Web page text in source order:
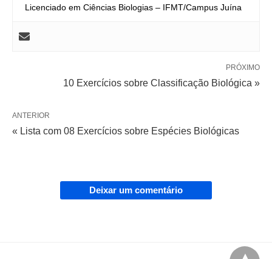
Licenciado em Ciências Biologias – IFMT/Campus Juína
PRÓXIMO
10 Exercícios sobre Classificação Biológica »
ANTERIOR
« Lista com 08 Exercícios sobre Espécies Biológicas
Deixar um comentário